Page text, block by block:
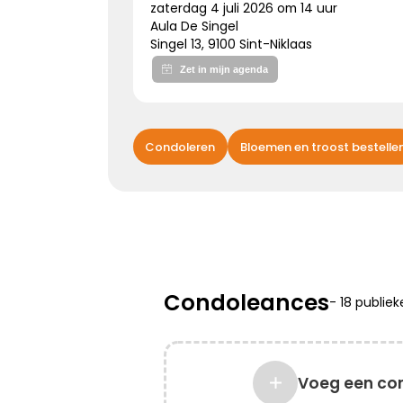
zaterdag 4 juli 2026 om 14 uur
Aula De Singel
Singel 13, 9100 Sint-Niklaas
Condoleren Bloemen en troost
Condoleances-18
Voeg een
Kies dit gedicht
Bijzonder persoon gemist